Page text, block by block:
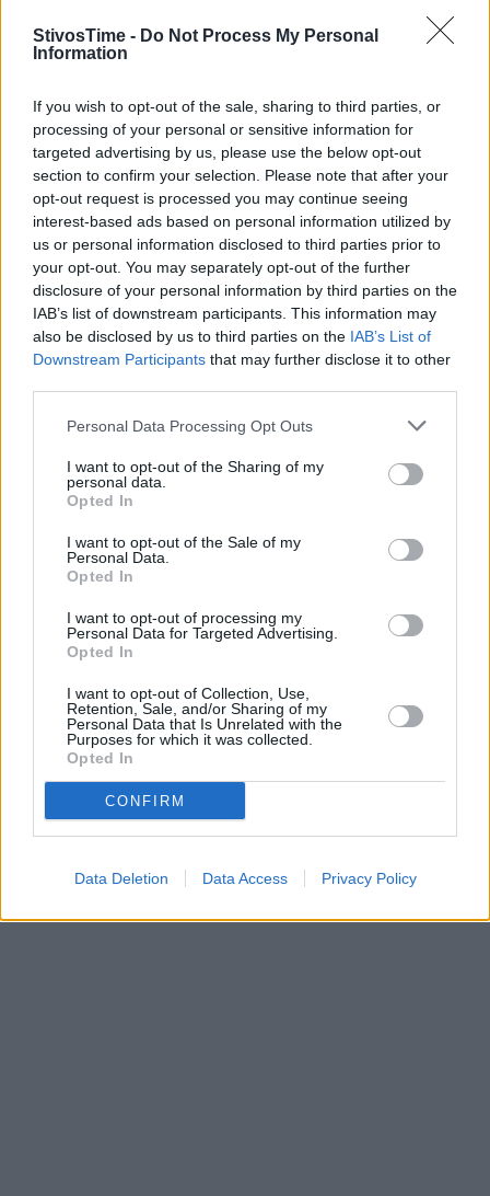
StivosTime - Do Not Process My Personal
Information
If you wish to opt-out of the sale, sharing to third parties, or
processing of your personal or sensitive information for
targeted advertising by us, please use the below opt-out
section to confirm your selection. Please note that after your
opt-out request is processed you may continue seeing
interest-based ads based on personal information utilized by
us or personal information disclosed to third parties prior to
your opt-out. You may separately opt-out of the further
disclosure of your personal information by third parties on the
IAB’s list of downstream participants. This information may
also be disclosed by us to third parties on the IAB’s List of
Downstream Participants that may further disclose it to other
Personal Data Processing Opt Outs
I want to opt-out of the Sharing of my
personal data.
Opted In
I want to opt-out of the Sale of my
Personal Data.
Opted In
I want to opt-out of processing my
Personal Data for Targeted Advertising.
Opted In
I want to opt-out of Collection, Use,
Retention, Sale, and/or Sharing of my
Personal Data that Is Unrelated with the
Purposes for which it was collected.
Opted In
CONFIRM
Data Deletion Data Access Privacy Policy
17:1060μ. ΑΝΔΡΩΝ 1ηΤΕΛΙΚΗ
17:20 60μ. ΑΝΔΡΩΝ 2 ΤΕΛΙΚΗ
ΣΕΙΡΑ
17:3060μ. ΓΥΝΑΙΚΩΝ 1ηΤΕΛΙΚΗ
ΣΕΙΡΑ
17:4060μ. ΓΥΝΑΙΚΩΝ 2ηΤΕΛΙΚΗ
ΣΕΙΡΑ
17:45
ΑΛΜΑ ΣΕ
ΤΡΙΠΛΟΥΝ
ΑΝΔΡΩΝ ΤΕΛΙΚΟΣ
17:501.500μ. ΑΝΔΡΩΝ 1 ηΤΕΛΙΚΗ
ΣΕΙΡΑ
η
18:10 1.500μ. ΓΥΝΑΙΚΩΝ
ΤΕΛΙΚΟΣ
18:20400μ.
ΤΕΛΙΚΗ
18:30400μ.
ΤΕΛΙΚΗ
18:40400μ. ΓΥΝΑΙΚΩΝ
ΤΕΛΙΚΗ
18:50 400μ. ΓΥΝΑΙΚΩΝ